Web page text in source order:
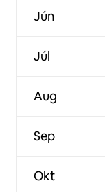
Jún
Júl
Aug
Sep
Okt